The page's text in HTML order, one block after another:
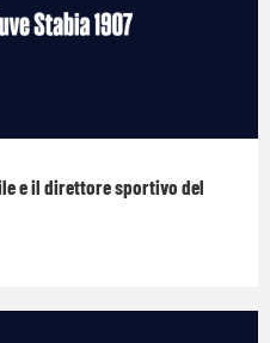
e il direttore sportivo del